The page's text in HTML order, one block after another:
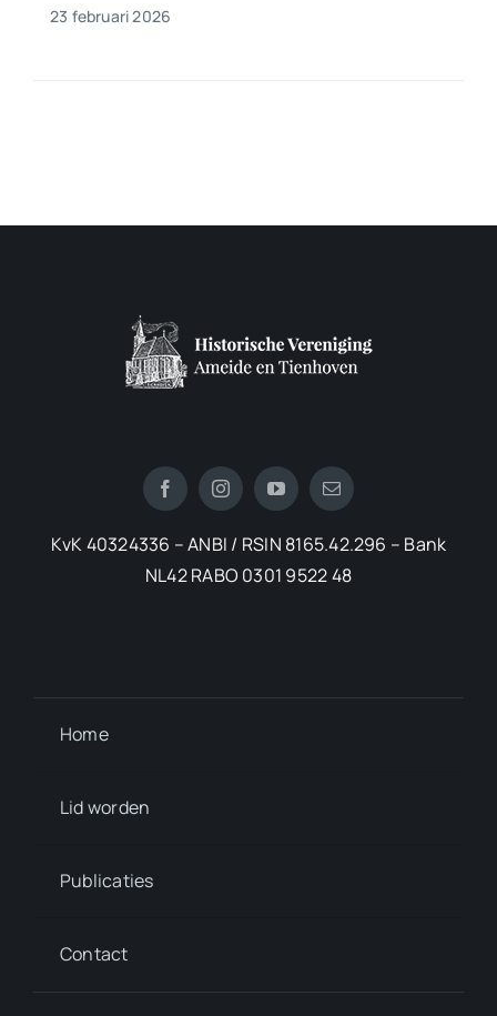
23 februari 2026
KvK 40324336 – ANBI / RSIN 8165.42.296 – Bank
NL42 RABO 0301 9522 48
Home
Lid worden
Publicaties
Contact